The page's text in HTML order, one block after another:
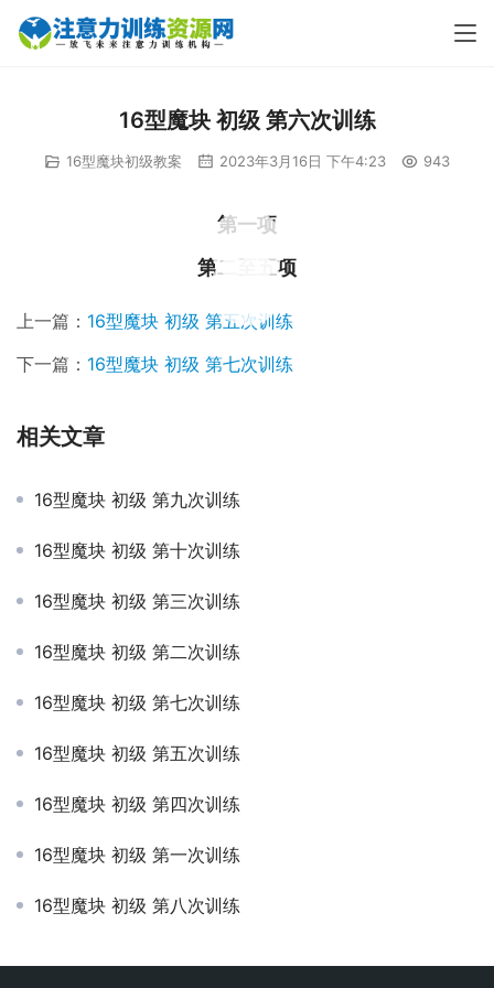
16型魔块 初级 第六次训练
16型魔块初级教案 2023年3月16日 下午4:23 943
第一项
第二至五项
上一篇： 16型魔块 初级 第五次训练
下一篇： 16型魔块 初级 第七次训练
相关文章
16型魔块 初级 第九次训练
16型魔块 初级 第十次训练
16型魔块 初级 第三次训练
16型魔块 初级 第二次训练
16型魔块 初级 第七次训练
16型魔块 初级 第五次训练
16型魔块 初级 第四次训练
16型魔块 初级 第一次训练
16型魔块 初级 第八次训练